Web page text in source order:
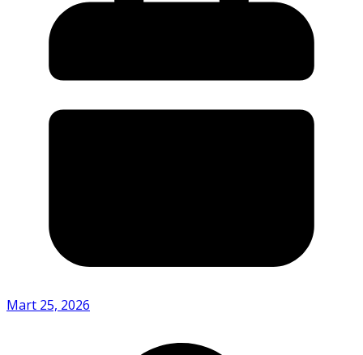
Mart 25, 2026